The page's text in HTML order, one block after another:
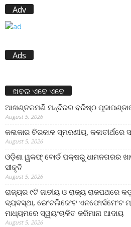
Adv
Ads
ଖବର ଏବେ ଏବେ
ଆଖଣ୍ଡଳମଣି ମନ୍ଦିରର ବରିଷ୍ଠ
August 5, 2026
କଳାକାର ଚିରକାଳ ସ୍ମରଣୀୟ, କଳାତୀର୍ଥରେ
August 5, 2026
ଓଡ଼ିଶା ୱକଫ୍ ବୋର୍ଡ ପକ୍ଷରୁ ଧାମନଗରର
ସୀକୃତି
August 5, 2026
ରାଜ୍ୟର ୯ଟି ଜାତୀୟ ଓ ରାଜ୍ୟ ରାଜପଥରେ
ବ୍ୟବସ୍ଥା, ଇେଂଟଲିଜେଂଟ ଏନଫୋର୍ସମେଂଟ
ମାଧ୍ୟମରେ ସ୍ୱୟଂଚାଳିତ ଜରିମାନା ଆଦାୟ
August 5, 2026